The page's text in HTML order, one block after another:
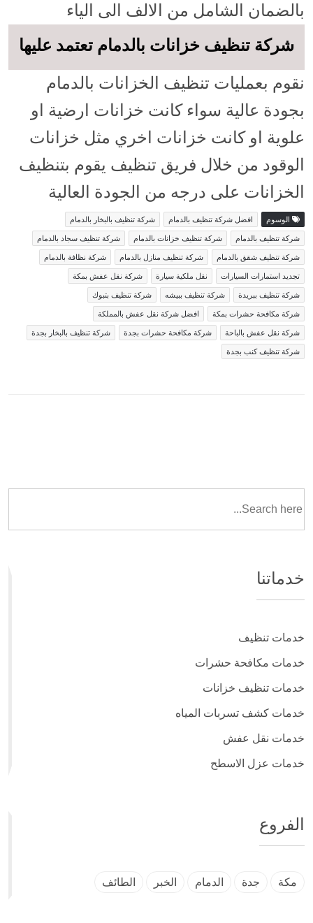
بالضمان الشامل من الالف الى الياء
شركة تنظيف خزانات بالدمام تعتمد عليها
نقوم بعمليات تنظيف الخزانات بالدمام
بجودة عالية سواء كانت خزانات ارضية او
علوية او كانت خزانات اخري مثل خزانات
الوقود من خلال فريق تنظيف يقوم بتنظيف
الخزانات على درجه من الجودة العالية
الوسوم افضل شركة تنظيف بالدمام شركة تنظيف بالبخار بالدمام
شركة تنظيف بالدمام شركة تنظيف خزانات بالدمام شركة تنظيف سجاد بالدمام
شركة تنظيف شقق بالدمام شركة تنظيف منازل بالدمام شركة نظافة بالدمام
تجديد استمارات السيارات نقل ملكية سيارة شركة نقل عفش بمكة
شركة تنظيف ببريدة شركة تنظيف ببيشه شركة تنظيف بتبوك
شركة مكافحة حشرات بمكة افضل شركة نقل عفش بالمملكة
شركة نقل عفش بالباحة شركة مكافحة حشرات بجدة شركة تنظيف بالبخار بجدة
شركة تنظيف كنب بجدة
خدماتنا
خدمات تنظيف
خدمات مكافحة حشرات
خدمات تنظيف خزانات
خدمات كشف تسربات المياه
خدمات نقل عفش
خدمات عزل الاسطح
الفروع
مكة جدة الدمام الخبر الطائف